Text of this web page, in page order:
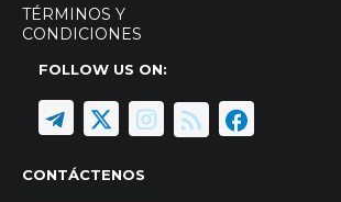
TÉRMINOS Y
CONDICIONES
FOLLOW US ON:
CONTÁCTENOS